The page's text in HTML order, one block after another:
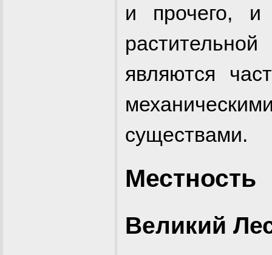
и прочего, и
являются
существами.
Местность
Великий